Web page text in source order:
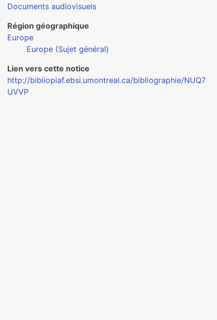
Documents audiovisuels
Région géographique
Europe
Europe (Sujet général)
Lien vers cette notice
http://bibliopiaf.ebsi.umontreal.ca/bibliographie/NUQ7
UVVP